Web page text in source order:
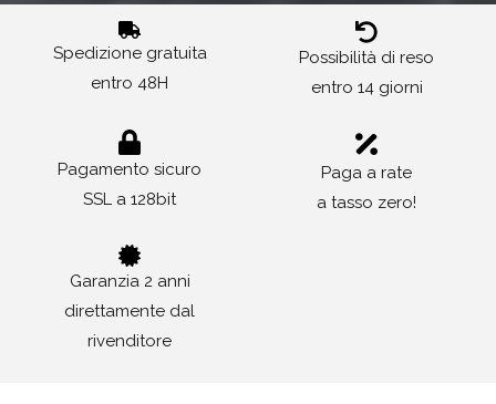
Spedizione gratuita
entro 48H
Possibilità di reso
entro 14 giorni
Pagamento sicuro
SSL a 128bit
Paga a rate
a tasso zero!
Garanzia 2 anni
direttamente dal
rivenditore